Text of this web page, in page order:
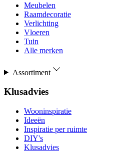
Meubelen
Raamdecoratie
Verlichting
Vloeren
Tuin
Alle merken
Assortiment
Klusadvies
Wooninspiratie
Ideeën
Inspiratie per ruimte
DIY's
Klusadvies